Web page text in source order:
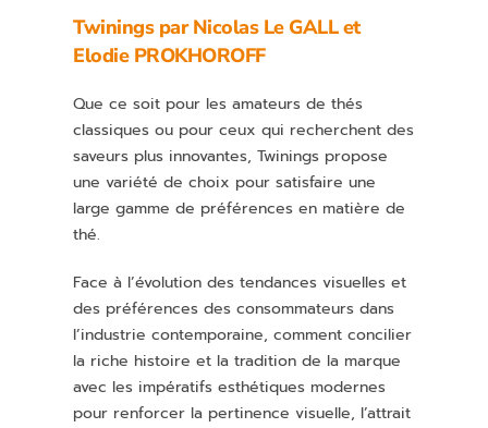
Twinings parNicolas Le GALLet
Elodie PROKHOROFF
Que ce soit pour les amateurs de thés
classiques ou pour ceux qui recherchent des
saveurs plus innovantes, Twinings propose
une variété de choix pour satisfaire une
large gamme de préférences en matière de
thé.
Face à l’évolution des tendances visuelles et
des préférences des consommateurs dans
l’industrie contemporaine, comment concilier
la riche histoire et la tradition de la marque
avec les impératifs esthétiques modernes
pour renforcer la pertinence visuelle, l’attrait